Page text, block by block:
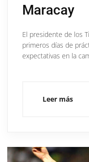
Maracay
El presidente de los
primeros días de
expectativas en la
Leer más